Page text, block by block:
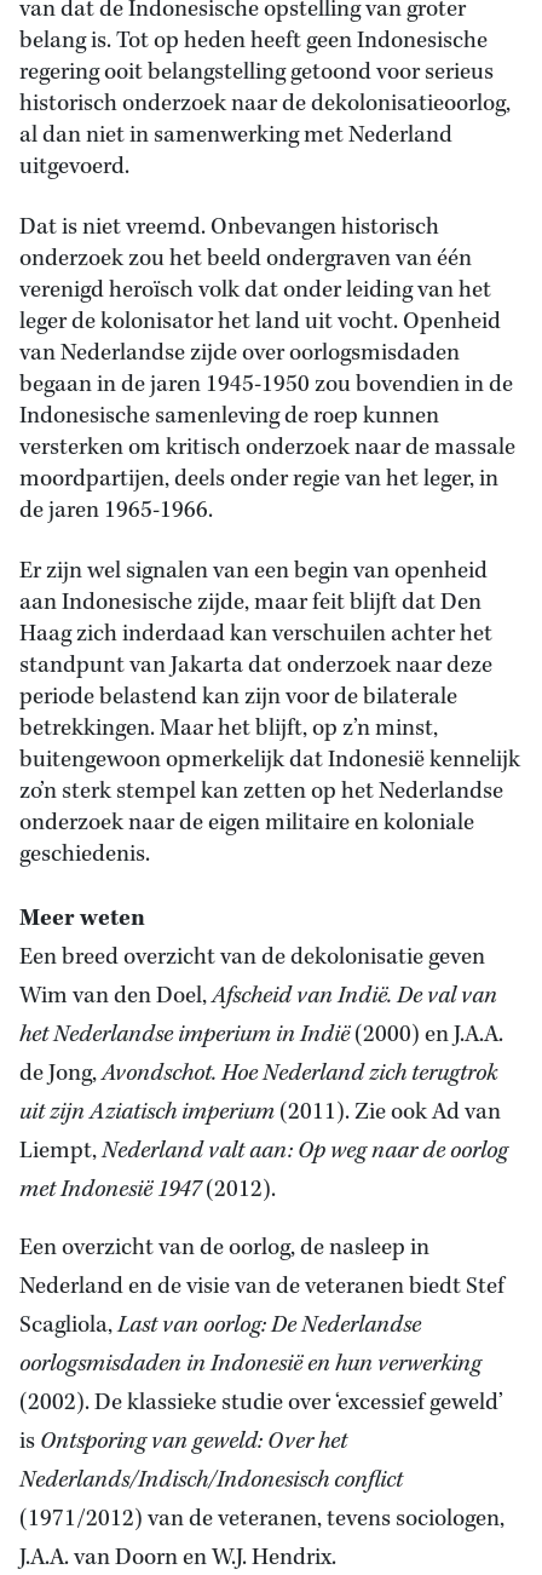
van dat de Indonesische opstelling van groter
belang is. Tot op heden heeft geen Indonesische
regering ooit belangstelling getoond voor serieus
historisch onderzoek naar de dekolonisatieoorlog,
al dan niet in samenwerking met Nederland
uitgevoerd.
Dat is niet vreemd. Onbevangen historisch
onderzoek zou het beeld ondergraven van één
verenigd heroïsch volk dat onder leiding van het
leger de kolonisator het land uit vocht. Openheid
van Nederlandse zijde over oorlogsmisdaden
begaan in de jaren 1945-1950 zou bovendien in de
Indonesische samenleving de roep kunnen
versterken om kritisch onderzoek naar de massale
moordpartijen, deels onder regie van het leger, in
de jaren 1965-1966.
Er zijn wel signalen van een begin van openheid
aan Indonesische zijde, maar feit blijft dat Den
Haag zich inderdaad kan verschuilen achter het
standpunt van Jakarta dat onderzoek naar deze
periode belastend kan zijn voor de bilaterale
betrekkingen. Maar het blijft, op z’n minst,
buitengewoon opmerkelijk dat Indonesië kennelijk
zo’n sterk stempel kan zetten op het Nederlandse
onderzoek naar de eigen militaire en koloniale
geschiedenis.
Meer weten
Een breed overzicht van de dekolonisatie geven
Wim van den Doel,Afscheid van Indië. De val van
het Nederlandse imperium in Indië(2000) en J.A.A.
de Jong,Avondschot. Hoe Nederland zich terugtrok
uit zijn Aziatisch imperium(2011). Zie ook Ad van
Liempt,Nederland valt aan: Op weg naar de oorlog
met Indonesië 1947(2012).
Een overzicht van de oorlog, de nasleep in
Nederland en de visie van de veteranen biedt Stef
Scagliola,Last van oorlog: De Nederlandse
oorlogsmisdaden in Indonesië en hun verwerking
(2002). De klassieke studie over ‘excessief geweld’
isOntsporing van geweld: Over het
Nederlands/Indisch/Indonesisch conflict
(1971/2012) van de veteranen, tevens sociologen,
J.A.A. van Doorn en W.J. Hendrix.